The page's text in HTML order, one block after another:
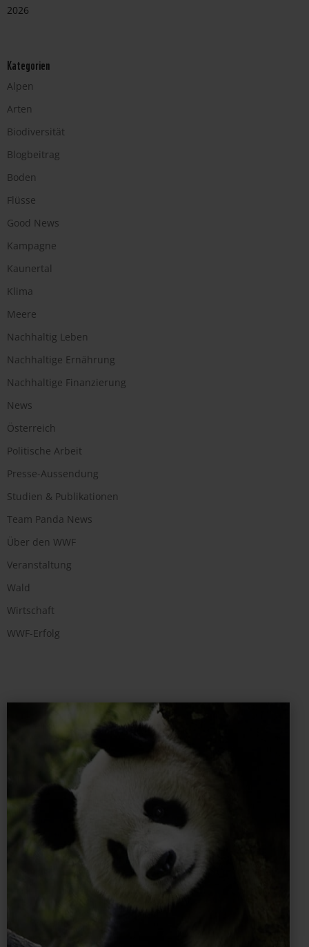
2026
Kategorien
Alpen
Arten
Biodiversität
Blogbeitrag
Boden
Flüsse
Good News
Kampagne
Kaunertal
Klima
Meere
Nachhaltig Leben
Nachhaltige Ernährung
Nachhaltige Finanzierung
News
Österreich
Politische Arbeit
Presse-Aussendung
Studien & Publikationen
Team Panda News
Über den WWF
Veranstaltung
Wald
Wirtschaft
WWF-Erfolg